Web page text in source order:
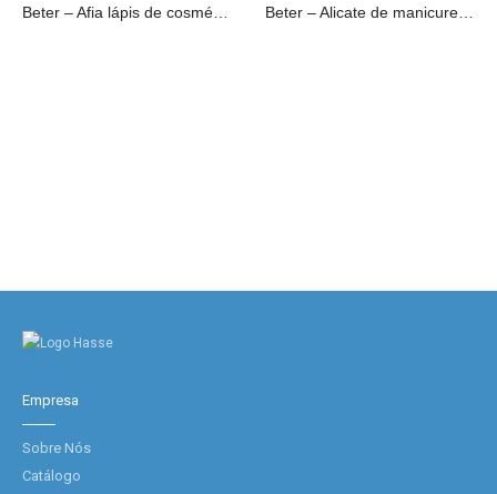
Empresa
Sobre Nós
Catálogo